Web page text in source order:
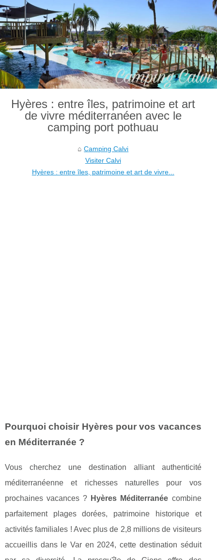
Hyères : entre îles, patrimoine et art
de vivre méditerranéen avec le
camping port pothuau
Camping Calvi
Visiter Calvi
Hyères : entre îles, patrimoine et art de vivre...
Pourquoi choisir Hyères pour vos vacances
en Méditerranée ?
Vous cherchez une destination alliant authenticité
méditerranéenne et richesses naturelles pour vos
prochaines vacances ? Hyères Méditerranée combine
parfaitement plages dorées, patrimoine historique et
activités familiales ! Avec plus de 2,8 millions de visiteurs
accueillis dans le Var en 2024, cette destination séduit